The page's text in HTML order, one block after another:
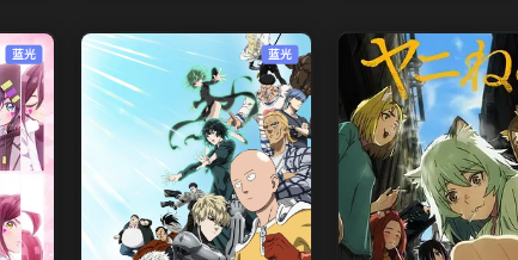
蓝光 蓝光